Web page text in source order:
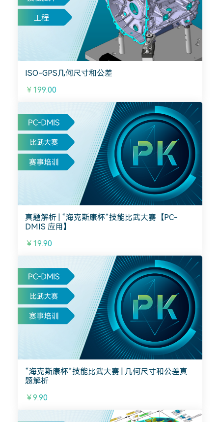
ISO-GPS几何尺寸和公差
￥199.00
真题解析 | “海克斯康杯”技能比武大赛【PC-
DMIS 应用】
￥19.90
“海克斯康杯”技能比武大赛 | 几何尺寸和公差真
题解析
￥9.90